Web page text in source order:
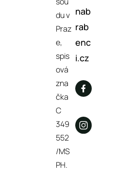
du v
Praz
e,
spis
ová
zna
čka
C
349
552
/MS
PH.
nab
rab
enc
i.cz